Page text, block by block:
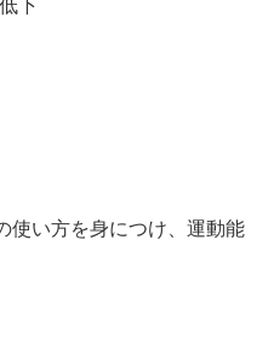
下
使い方を身につけ、運動能